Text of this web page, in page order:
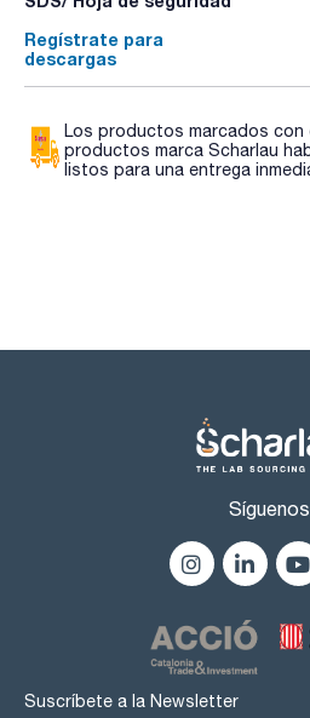
Regístrate para
descargas
Los productos marcados con
productos marca Scharlau
listos para una entrega
Suscríbete a la Newsletter